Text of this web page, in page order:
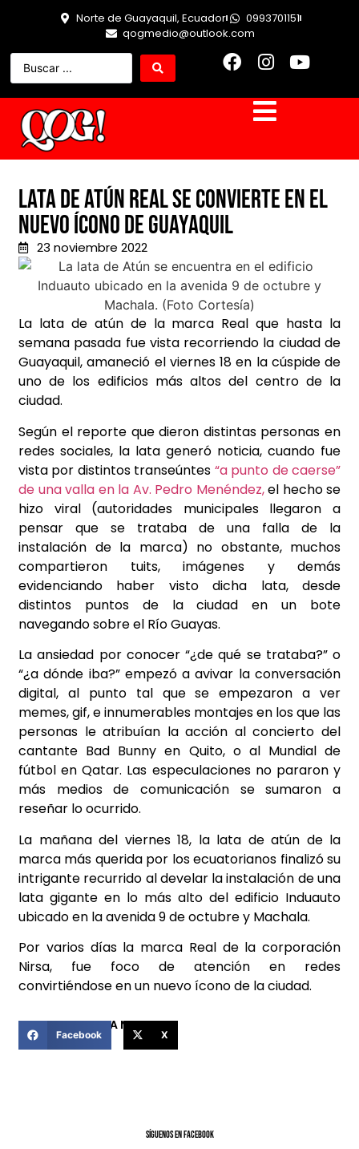
Norte de Guayaquil, Ecuador
0993701151
qogmedio@outlook.com
Lata de Atún Real se convierte en el
nuevo ícono de Guayaquil
23 noviembre 2022
La lata de atún de la marca Real que hasta la
semana pasada fue vista recorriendo la ciudad de
Guayaquil, amaneció el viernes 18 en la cúspide de
uno de los edificios más altos del centro de la
ciudad.
Según el reporte que dieron distintas personas en
redes sociales, la lata generó noticia, cuando fue
vista por distintos transeúntes “a punto de caerse”
de una valla en la Av. Pedro Menéndez,el hecho se
hizo viral (autoridades municipales llegaron a
pensar que se trataba de una falla de la
instalación de la marca) no obstante, muchos
compartieron tuits, imágenes y demás
evidenciando haber visto dicha lata, desde
distintos puntos de la ciudad en un bote
navegando sobre el Río Guayas.
La ansiedad por conocer “¿de qué se trataba?” o
“¿a dónde iba?” empezó a avivar la conversación
digital, al punto tal que se empezaron a ver
memes, gif, e innumerables montajes en los que las
personas le atribuían la acción al concierto del
cantante Bad Bunny en Quito, o al Mundial de
fútbol en Qatar. Las especulaciones no pararon y
más medios de comunicación se sumaron a
reseñar lo ocurrido.
La mañana del viernes 18, la lata de atún de la
marca más querida por los ecuatorianos finalizó su
intrigante recurrido al develar la instalación de una
lata gigante en lo más alto del edificio Induauto
ubicado en la avenida 9 de octubre y Machala.
Por varios días la marca Real de la corporación
Nirsa, fue foco de atención en redes
convirtiéndose en un nuevo ícono de la ciudad.
COMPARTIR ESTA NOTICIA
Facebook X
SíGUENOS EN FACEBOOK